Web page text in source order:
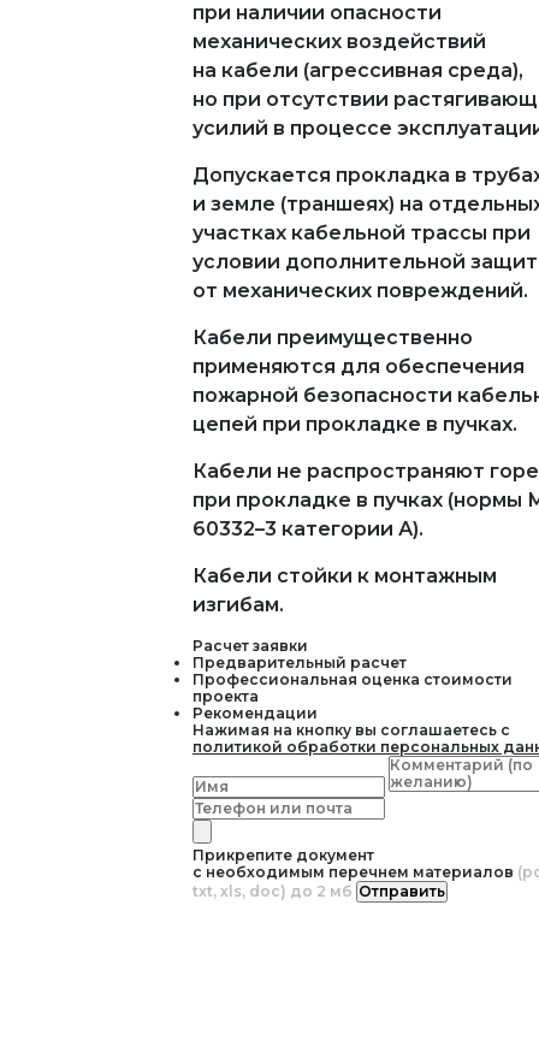
при наличии опасности
механических воздействий
на кабели (агрессивная среда),
но при отсутствии
усилий в процессе
Допускается прокладка в
и земле (траншеях) на
участках кабельной трассы при
условии дополнительной
от механических повреждений.
Кабели преимущественно
применяются для обеспечения
пожарной безопасности
цепей при прокладке в пучках.
Кабели не распространяют
при прокладке в пучках (нормы
60332–3 категории А).
Кабели стойки к монтажным
изгибам.
Расчет заявки
Предварительный расчет
Профессиональная оценка стоимости
проекта
Рекомендации
Нажимая на кнопку вы соглашаетесь с
политикой обработки персональных
Прикрепите документ
с необходимым перечнем материалов
txt, xls, doc) до 2 мб Отправить